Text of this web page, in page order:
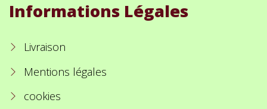
Informations Légales
Livraison
Mentions légales
cookies